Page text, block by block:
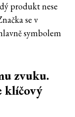
produkt nese
se v
symbolem
zvuku.
klíčový